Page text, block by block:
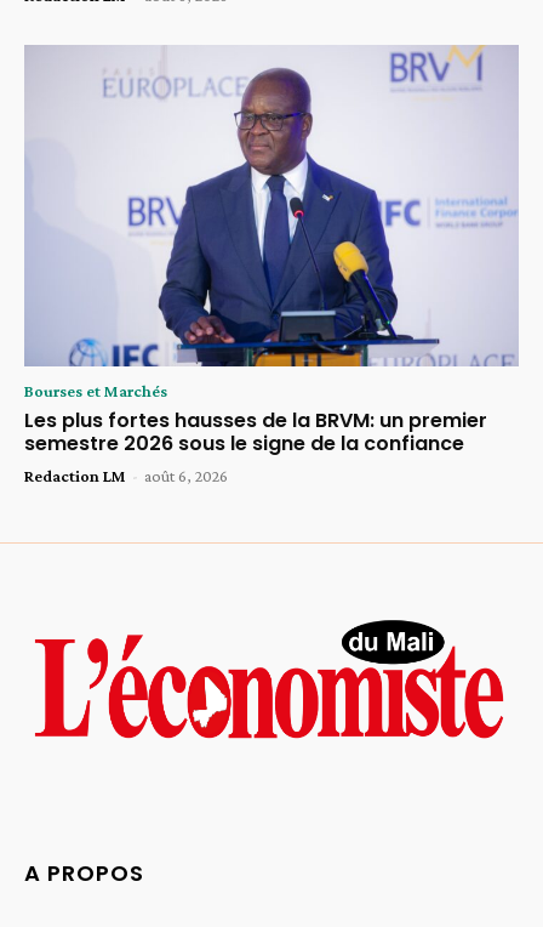
Bourses et Marchés
Les plus fortes hausses de la BRVM: un premier
semestre 2026 sous le signe de la confiance
Redaction LM - août 6, 2026
A PROPOS